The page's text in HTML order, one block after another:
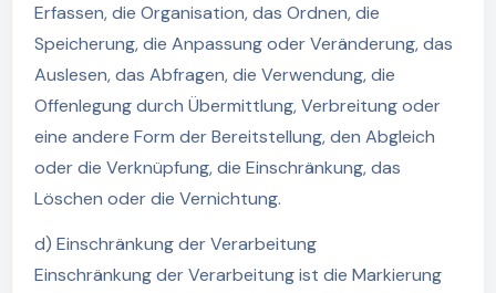
Erfassen, die Organisation, das Ordnen, die
Speicherung, die Anpassung oder Veränderung, das
Auslesen, das Abfragen, die Verwendung, die
Offenlegung durch Übermittlung, Verbreitung oder
eine andere Form der Bereitstellung, den Abgleich
oder die Verknüpfung, die Einschränkung, das
Löschen oder die Vernichtung.
d) Einschränkung der Verarbeitung
Einschränkung der Verarbeitung ist die Markierung